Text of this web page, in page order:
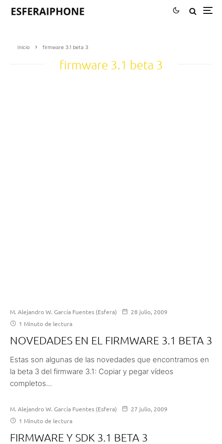
Inicio firmware 3.1 beta 3
firmware 3.1 beta 3
M. Alejandro W. García Fuentes (Esfera)
28 julio, 2009
1 Minuto de lectura
NOVEDADES EN EL FIRMWARE 3.1 BETA 3
Estas son algunas de las novedades que encontramos en
la beta 3 del firmware 3.1: Copiar y pegar vídeos
completos...
M. Alejandro W. García Fuentes (Esfera)
27 julio, 2009
1 Minuto de lectura
FIRMWARE Y SDK 3.1 BETA 3